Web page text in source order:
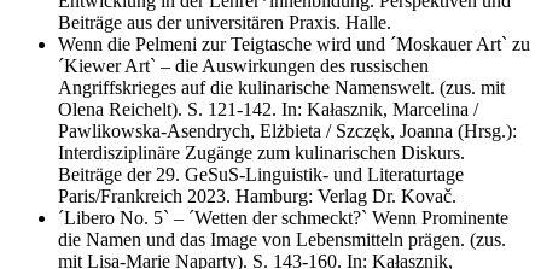
Beiträge aus der universitären Praxis. Halle.
Wenn die Pelmeni zur Teigtasche wird und ´Moskauer Art` zu
´Kiewer Art` – die Auswirkungen des russischen
Angriffskrieges auf die kulinarische Namenswelt. (zus. mit
Olena Reichelt). S. 121-142. In: Kałasznik, Marcelina /
Pawlikowska-Asendrych, Elżbieta / Szczęk, Joanna (Hrsg.):
Interdisziplinäre Zugänge zum kulinarischen Diskurs.
Beiträge der 29. GeSuS-Linguistik- und Literaturtage
Paris/Frankreich 2023. Hamburg: Verlag Dr. Kovač.
´Libero No. 5` – ´Wetten der schmeckt?` Wenn Prominente
die Namen und das Image von Lebensmitteln prägen. (zus.
mit Lisa-Marie Naparty). S. 143-160. In: Kałasznik,